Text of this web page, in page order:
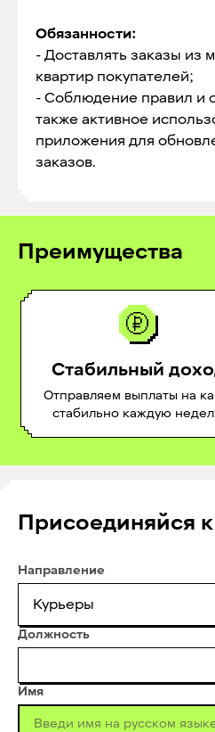
Обязанности:
- Доставлять заказы из
квартир покупателей;
- Соблюдение правил и
также активное
приложения для
заказов.
Преимущества
Стабильный
Отправляем выплаты на
стабильно каждую
Присоединяйся
Направление
Курьеры
Должность
Имя